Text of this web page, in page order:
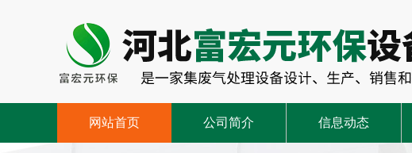
网站首页 公司简介 信息动态